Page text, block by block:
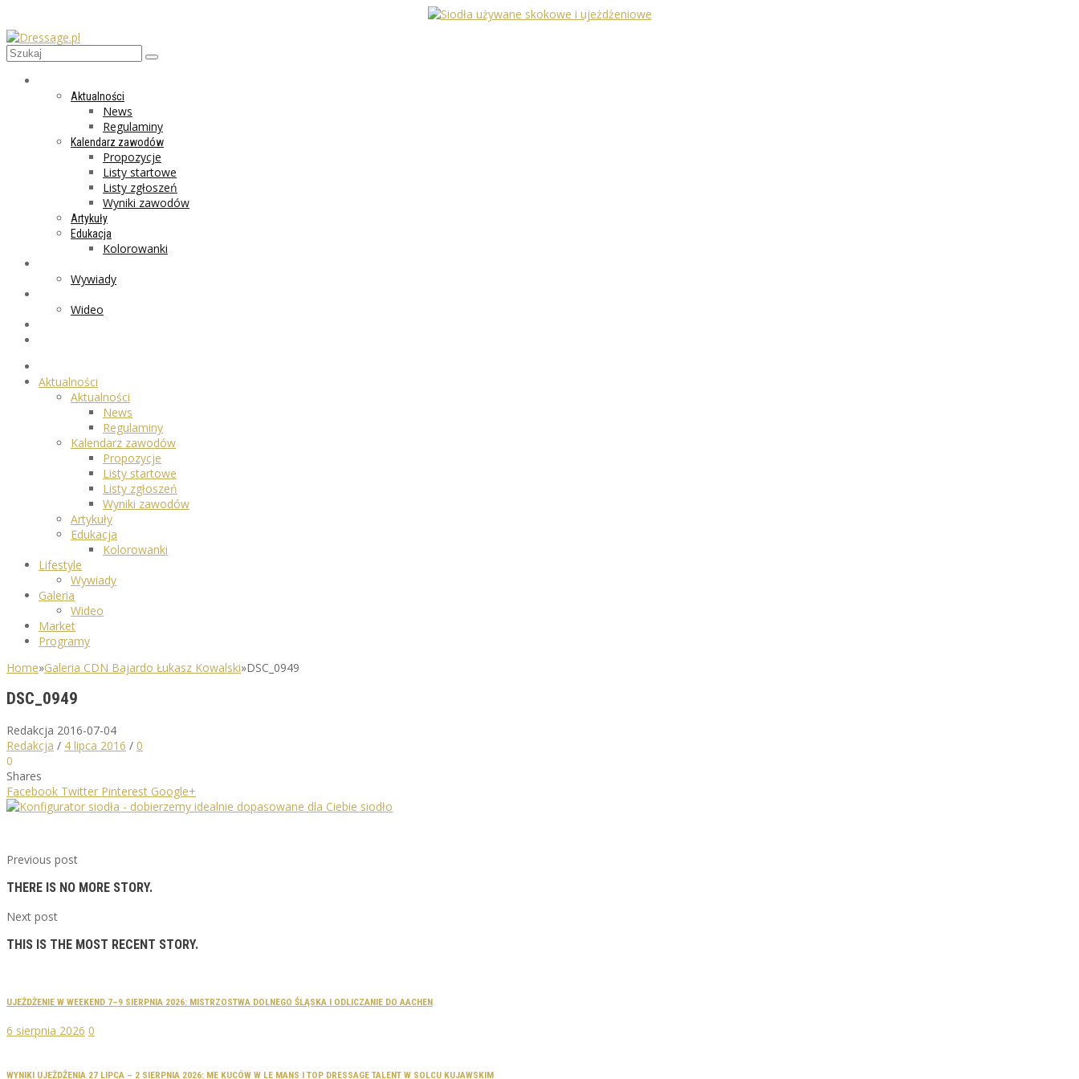
Aktualności
News
Regulaminy
Kalendarz zawodów
Propozycje
Listy startowe
Listy zgłoszeń
Wyniki zawodów
Artykuły
Edukacja
Kolorowanki
Wywiady
Wideo
Aktualności
Aktualności
News
Regulaminy
Kalendarz zawodów
Propozycje
Listy startowe
Listy zgłoszeń
Wyniki zawodów
Artykuły
Edukacja
Kolorowanki
Lifestyle
Wywiady
Galeria
Wideo
Market
Programy
Home»Galeria CDN Bajardo Łukasz Kowalski»DSC_0949
DSC_0949
Redakcja 2016-07-04
Redakcja / 4 lipca 2016 / 0
0
Shares
Facebook Twitter Pinterest Google+
Previous post
THERE IS NO MORE STORY.
Next post
THIS IS THE MOST RECENT STORY.
UJEŻDŻENIE W WEEKEND 7–9 SIERPNIA 2026: MISTRZOSTWA DOLNEGO ŚLĄSKA I ODLICZANIE DO AACHEN
6 sierpnia 2026 0
WYNIKI UJEŻDŻENIA 27 LIPCA – 2 SIERPNIA 2026: ME KUCÓW W LE MANS I TOP DRESSAGE TALENT W SOLCU KUJAWSKIM